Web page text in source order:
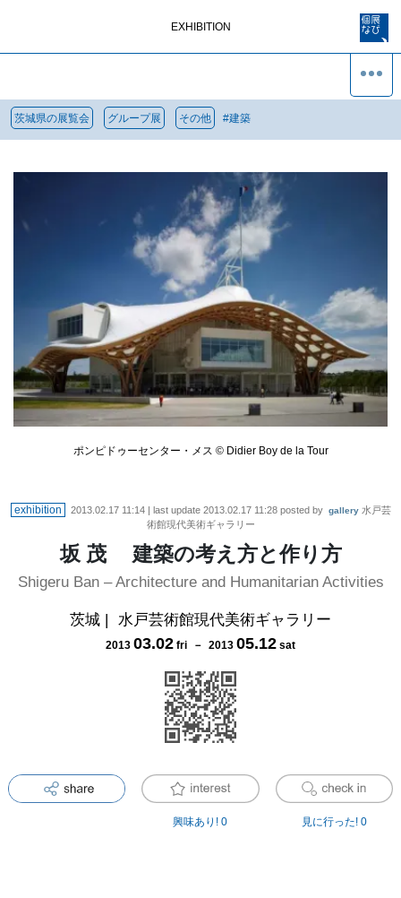
EXHIBITION
茨城県の展覧会 グループ展 その他 #建築
ポンピドゥーセンター・メス © Didier Boy de la Tour
exhibition 2013.02.17 11:14| last update 2013.02.17 11:28posted by gallery 水戸芸
術館現代美術ギャラリー
坂 茂 建築の考え方と作り方
Shigeru Ban ‒ Architecture and Humanitarian Activities
茨城 | 水戸芸術館現代美術ギャラリー
2013 03.02 fri － 2013 05.12 sat
興味あり! 0 見に行った! 0